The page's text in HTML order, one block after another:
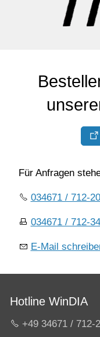
Für Anfragen
034671 / 712-20
034671 / 712-34
E-Mail
Hotline WinDIA
+49 34671 / 712-